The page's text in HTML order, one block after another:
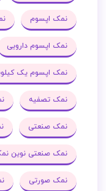
نمک اپسوم
نمک اپسوم دارویی
نمک اپسوم یک
نمک تصفیه
نمک صنعتی
نمک صنعتی نوین
نمک صورتی